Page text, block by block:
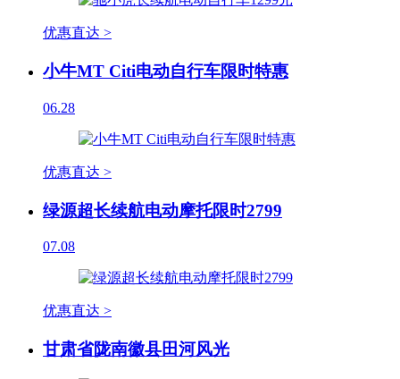
优惠直达 >
小牛MT Citi电动自行车限时特惠
06.28
优惠直达 >
绿源超长续航电动摩托限时2799
07.08
优惠直达 >
甘肃省陇南徽县田河风光